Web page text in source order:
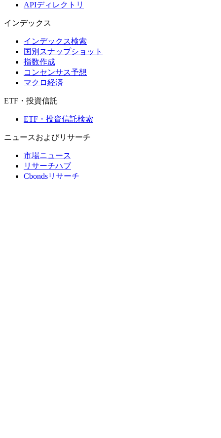
APIディレクトリ
インデックス
インデックス検索
国別スナップショット
指数作成
コンセンサス予想
マクロ経済
ETF・投資信託
ETF・投資信託検索
ニュースおよびリサーチ
市場ニュース
リサーチハブ
Cbondsリサーチ